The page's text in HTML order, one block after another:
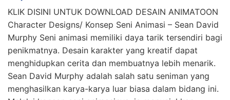
KLIK DISINI UNTUK DOWNLOAD DESAIN ANIMATOON
Character Designs/ Konsep Seni Animasi – Sean David
Murphy Seni animasi memiliki daya tarik tersendiri bagi
penikmatnya. Desain karakter yang kreatif dapat
menghidupkan cerita dan membuatnya lebih menarik.
Sean David Murphy adalah salah satu seniman yang
menghasilkan karya-karya luar biasa dalam bidang ini.